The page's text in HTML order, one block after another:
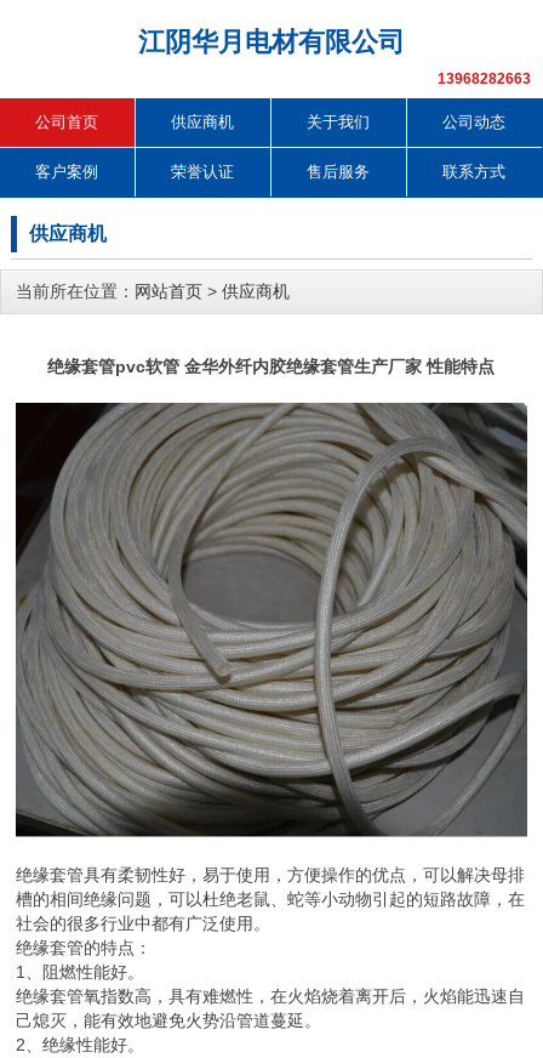
江阴华月电材有限公司
13968282663
公司首页 供应商机 关于我们 公司动态
客户案例 荣誉认证 售后服务 联系方式
供应商机
当前所在位置： 网站首页 > 供应商机
绝缘套管pvc软管 金华外纤内胶绝缘套管生产厂家 性能特点
绝缘套管具有柔韧性好，易于使用，方便操作的优点，可以解决母排
槽的相间绝缘问题，可以杜绝老鼠、蛇等小动物引起的短路故障，在
社会的很多行业中都有广泛使用。
绝缘套管的特点：
1、阻燃性能好。
绝缘套管氧指数高，具有难燃性，在火焰烧着离开后，火焰能迅速自
己熄灭，能有效地避免火势沿管道蔓延。
2、绝缘性能好。